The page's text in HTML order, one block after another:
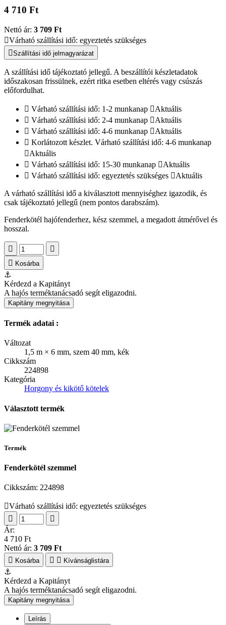
4 710 Ft
Nettó ár: 3 709 Ft
Várható szállítási idő: egyeztetés szükséges
Szállítási idő jelmagyarázat
A szállítási idő tájékoztató jellegű. A beszállítói készletadatok
időszakosan frissülnek, ezért ritka esetben eltérés vagy csúszás
előfordulhat.
Várható szállítási idő: 1-2 munkanap
Aktuális
Várható szállítási idő: 2-4 munkanap
Aktuális
Várható szállítási idő: 4-6 munkanap
Aktuális
Korlátozott készlet. Várható szállítási idő: 4-6 munkanap
Aktuális
Várható szállítási idő: 15-30 munkanap
Aktuális
Várható szállítási idő: egyeztetés szükséges
Aktuális
A várható szállítási idő a kiválasztott mennyiséghez igazodik, és
csak tájékoztató jellegű (nem pontos darabszám).
Fenderkötél hajófenderhez, kész szemmel, a megadott átmérővel és
hosszal.
Kosárba
⚓
Kérdezd a Kapitányt
A hajós terméktanácsadó segít eligazodni.
Kapitány megnyitása
Termék adatai :
Változat
1,5 m × 6 mm, szem 40 mm, kék
Cikkszám
224898
Kategória
Horgony és kikötő kötelek
Választott termék
Termék
Fenderkötél szemmel
Cikkszám: 224898
Várható szállítási idő: egyeztetés szükséges
Ár:
4 710 Ft
Nettó ár: 3 709 Ft
Kosárba Kívánságlistára
⚓
Kérdezd a Kapitányt
A hajós terméktanácsadó segít eligazodni.
Kapitány megnyitása
Leírás